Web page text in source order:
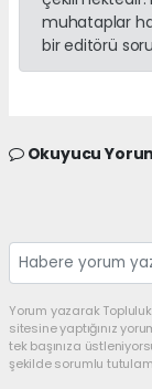
muhataplar
bir editörü
Okuyucu
Yorum yazarak
sitesine yaptığınız
tek başınıza
şekilde sorumlu